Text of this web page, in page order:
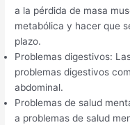
a la pérdida de masa
metabólica y hacer que
plazo.
Problemas digestivos:
problemas digestivos
abdominal.
Problemas de salud
a problemas de salud